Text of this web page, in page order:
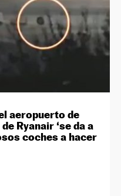
aeropuerto de
Ryanair ‘se da a
coches a hacer